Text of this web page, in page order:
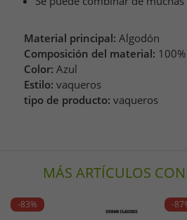
Material principal: Algodón
Composición del material:
Color: Azul
Estilo: vaqueros
tipo de producto: vaqueros
MÁS ARTÍCULOS
-83% -